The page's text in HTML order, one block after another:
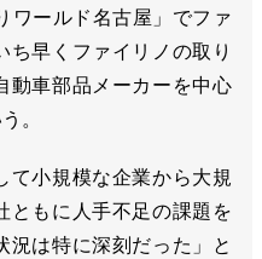
ールド名古屋」でファ
ち早くファイリノの取り
動車部品メーカーを中心
。
小規模な企業から大規
ともに人手不足の課題を
況は特に深刻だった」と